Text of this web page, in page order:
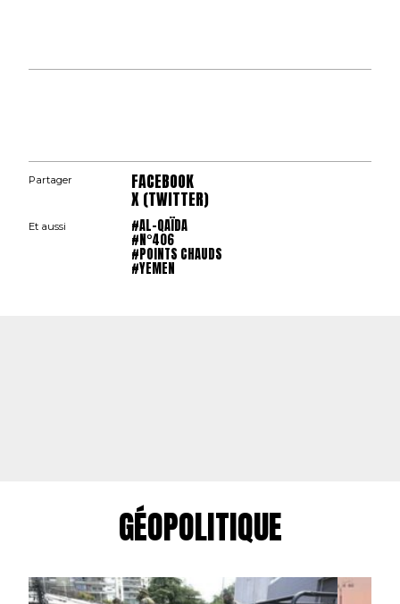
Partager FACEBOOK
X (TWITTER)
Et aussi #AL-QAÏDA
#N°406
#POINTS CHAUDS
#YEMEN
GÉOPOLITIQUE